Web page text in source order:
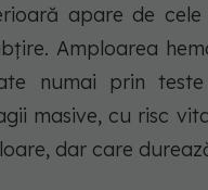
apare de
Amploarea
numai prin
masive, cu risc
dar care